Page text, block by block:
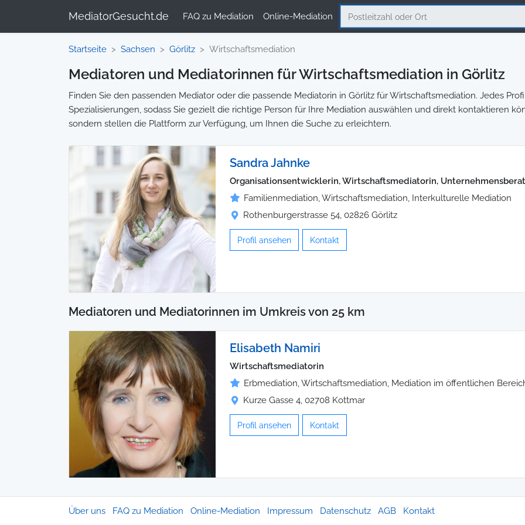
MediatorGesucht.de FAQ zu Mediation Online-Mediation
Startseite Sachsen Görlitz Wirtschaftsmediation
Mediatoren und Mediatorinnen für Wirtschaftsmediation in Görlitz
Finden Sie den passenden Mediator oder die passende Mediatorin in Görlitz für Wirtschaftsmediation. Jedes
Spezialisierungen, sodass Sie gezielt die richtige Person für Ihre Mediation auswählen und direkt kontaktieren
sondern stellen die Plattform zur Verfügung, um Ihnen die Suche zu erleichtern.
Sandra Jahnke
Organisationsentwicklerin, Wirtschaftsmediatorin,
Familienmediation, Wirtschaftsmediation, Interkulturelle Mediation
Rothenburgerstrasse 54, 02826 Görlitz
Profil ansehen Kontakt
Mediatoren und Mediatorinnen im Umkreis von 25 km
Elisabeth Namiri
Wirtschaftsmediatorin
Erbmediation, Wirtschaftsmediation, Mediation im öffentlichen
Kurze Gasse 4, 02708 Kottmar
Profil ansehen Kontakt
Über uns FAQ zu Mediation Online-Mediation Impressum Datenschutz AGB Kontakt